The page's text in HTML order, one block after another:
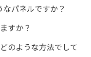
パネルですか？
すか？
のような方法でして